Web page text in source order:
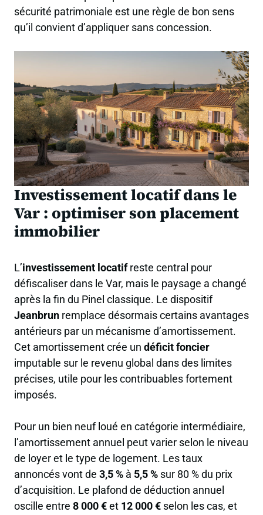
sécurité patrimoniale est une règle de bon sens
qu’il convient d’appliquer sans concession.
Investissement locatif dans le
Var : optimiser son placement
immobilier
L’investissement locatifreste central pour
défiscaliser dans le Var, mais le paysage a changé
après la fin du Pinel classique. Le dispositif
Jeanbrun remplace désormais certains avantages
antérieurs par un mécanisme d’amortissement.
Cet amortissement crée un déficit foncier
imputable sur le revenu global dans des limites
précises, utile pour les contribuables fortement
imposés.
Pour un bien neuf loué en catégorie intermédiaire,
l’amortissement annuel peut varier selon le niveau
de loyer et le type de logement. Les taux
annoncés vont de 3,5 % à 5,5 % sur 80 % du prix
d’acquisition. Le plafond de déduction annuel
oscille entre 8 000 €et 12 000 € selon les cas, et